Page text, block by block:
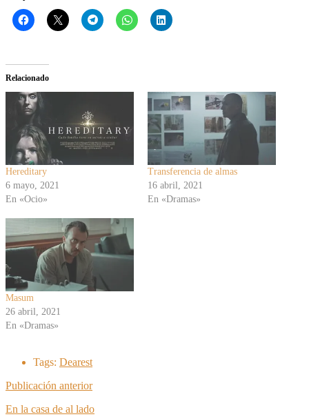
Relacionado
Hereditary
6 mayo, 2021
En «Ocio»
Transferencia de almas
16 abril, 2021
En «Dramas»
Masum
26 abril, 2021
En «Dramas»
Tags: Dearest
Publicación anterior
En la casa de al lado